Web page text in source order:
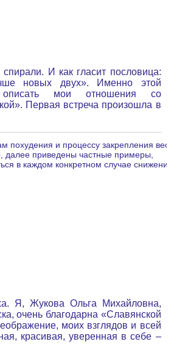
И как гласит пословица:
новых двух». Именно этой
мои отношения со
Первая встреча произошла в
похудения и процессу закрепления
далее приведены частные примеры,
в каждом конкретном случае
Я, Жукова Ольга Михайловна,
очень благодарна «Славянской
моих взглядов и всей
красивая, уверенная в себе –